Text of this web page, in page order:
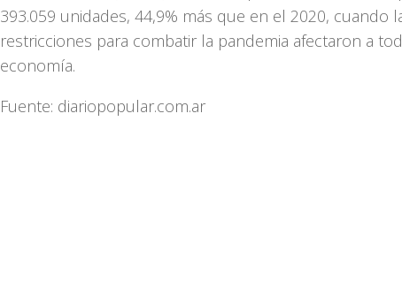
393.059 unidades, 44,9% más que en el 2020, cuando
restricciones para combatir la pandemia afectaron a
economía.
Fuente: diariopopular.com.ar